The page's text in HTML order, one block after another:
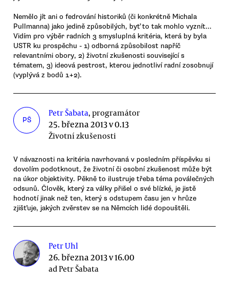
Nemělo jít ani o fedrování historiků (či konkrétně Michala
Pullmanna) jako jedině způsobilých, byť to tak mohlo vyznít...
Vidím pro výběr radních 3 smysluplná kritéria, která by byla
USTR ku prospěchu - 1) odborná způsobilost napříč
relevantními obory, 2) životní zkušenosti související s
tématem, 3) ideová pestrost, kterou jednotliví radní zosobnují
(vyplývá z bodů 1+2).
PŠ
Petr Šabata, programátor
25. března 2013 v 0.13
Životní zkušenosti
V návaznosti na kritéria navrhovaná v posledním příspěvku si
dovolím podotknout, že životní či osobní zkušenost může být
na úkor objektivity. Pěkně to ilustruje třeba téma poválečných
odsunů. Člověk, který za války přišel o své blízké, je jistě
hodnotí jinak než ten, který s odstupem času jen v hrůze
zjišťuje, jakých zvěrstev se na Němcích lidé dopouštěli.
Petr Uhl
26. března 2013 v 16.00
ad Petr Šabata